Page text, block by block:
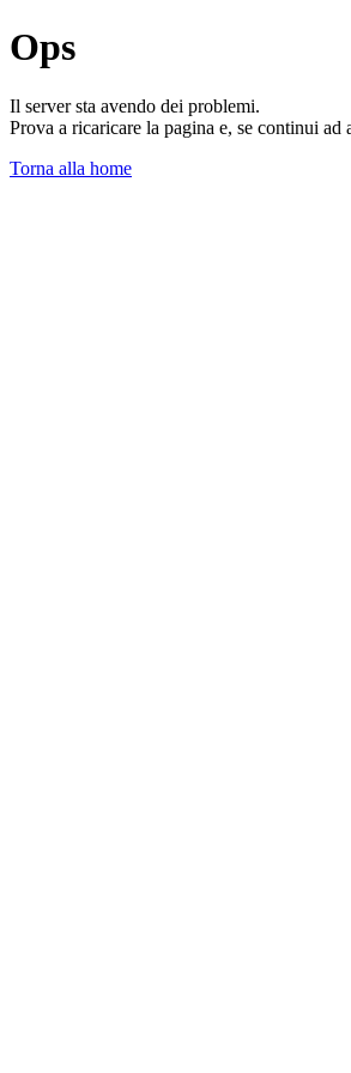
Ops
Il server sta avendo dei problemi.
Prova a ricaricare la pagina e, se continui
Torna alla home